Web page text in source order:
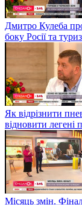
Дмитро Кулеба
боку Росії та
Як відрізнити
відновити легені
Місяць змін.